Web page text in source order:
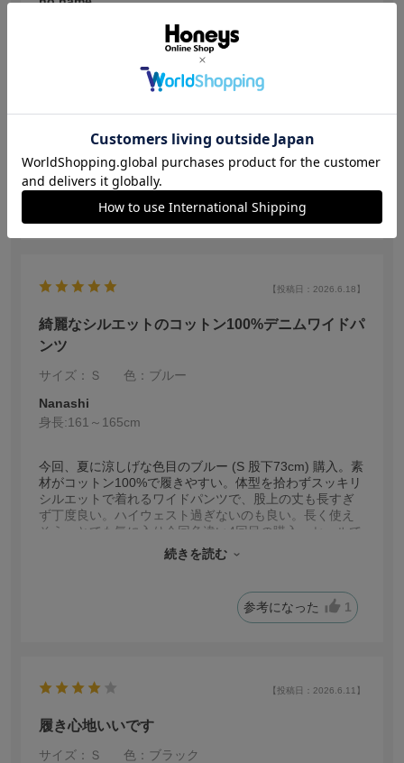
ライトブルー、S購入。夏は薄色のデニムワイドパンツが
◯。同種別色は複数持ってますが、涼しげなライトブル
ーがこのシーズン１番活躍中。最近の猛暑の日々を快適
に過ごせてます。生地もペラペラではなく適度な厚みも
自然素材と足周りにぴたっとくっつかないワイドパンツ
の風通しの良さ。縫製もきっちり。サイズ感は、今回届
いたお品はイロチで既に購入したパンツ達と比べ、ウエ
スト周りがデカめでしたがベルトで調節するので問題な
し。デニムは製品ごとの個体差と個性を楽しむようにし
ています。デニムは基本オールシーズンいけるので、冬
場は厚手のタイツとかスパッツゴロゴロ着込んでブーツ
続きを読む
参考になった
【投稿日：2026.6.18】
綺麗なシルエットのコットン100%デニムワイドパ
ンツ
サイズ：Ｓ
色：ブルー
Nanashi
身長:161～165cm
今回、夏に涼しげな色目のブルー (S 股下73cm) 購入。素
材がコットン100%で履きやすい。体型を拾わずスッキリ
シルエットで着れるワイドパンツで、股上の丈も長すぎ
ず丁度良い。ハイウェスト過ぎないのも良い。長く使え
そう。とても気に入り今回色違い4回目の購入。セールで
嬉しかった。昨年からライトインディゴ、ブラック、ビ
ンテージブルーを購入しましたが全て気に入ってます。
違いや染色、加工の過程での個体差、長さ、丈の微妙な
違いなど全部楽しんで着用してます。
続きを読む
参考になった 1
【投稿日：2026.6.11】
履き心地いいです
サイズ：Ｓ
色：ブラック